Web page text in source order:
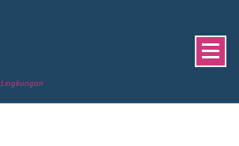
Lingkungan